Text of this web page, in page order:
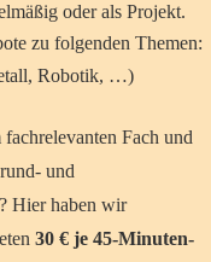
oder als Projekt.
zu folgenden Themen:
Robotik, …)
Fach und
und
Hier haben wir
30 € je 45-Minuten-